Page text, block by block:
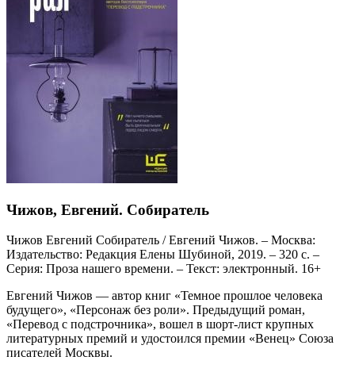
Чижов, Евгений. Собиратель
Чижов Евгений Собиратель / Евгений Чижов. – Москва:
Издательство: Редакция Елены Шубиной, 2019. – 320 с. –
Серия: Проза нашего времени. – Текст: электронный. 16+
Евгений Чижов — автор книг «Темное прошлое человека
будущего», «Персонаж без роли». Предыдущий роман,
«Перевод с подстрочника», вошел в шорт-лист крупных
литературных премий и удостоился премии «Венец» Союза
писателей Москвы.